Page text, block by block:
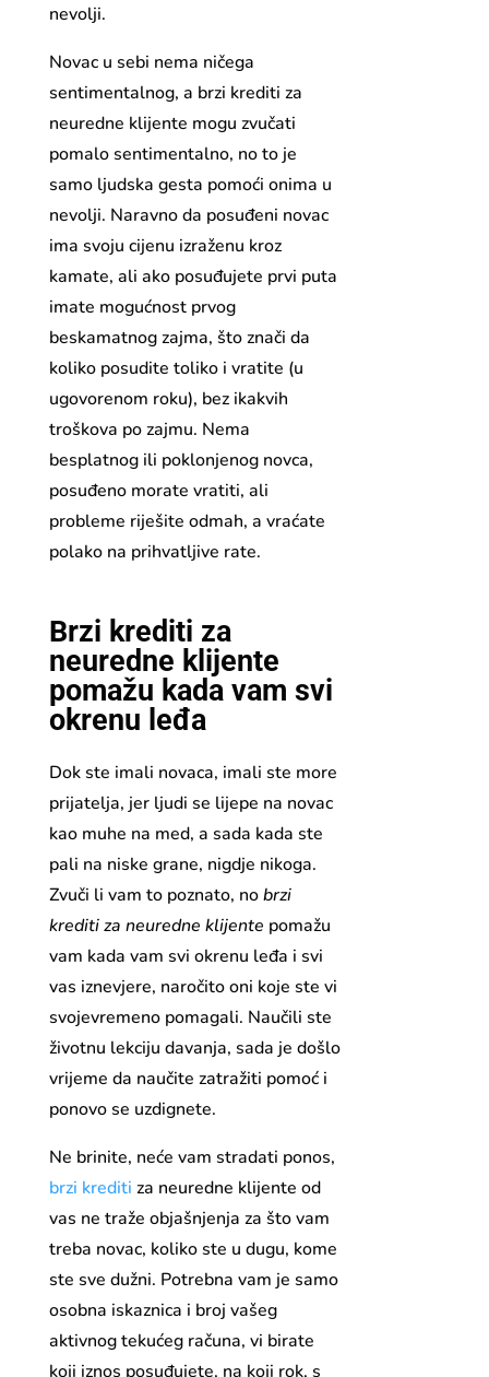
nevolji.
Novac u sebi nema ničega
sentimentalnog, a brzi krediti za
neuredne klijente mogu zvučati
pomalo sentimentalno, no to je
samo ljudska gesta pomoći onima u
nevolji. Naravno da posuđeni novac
ima svoju cijenu izraženu kroz
kamate, ali ako posuđujete prvi puta
imate mogućnost prvog
beskamatnog zajma, što znači da
koliko posudite toliko i vratite (u
ugovorenom roku), bez ikakvih
troškova po zajmu. Nema
besplatnog ili poklonjenog novca,
posuđeno morate vratiti, ali
probleme riješite odmah, a vraćate
polako na prihvatljive rate.
Brzi krediti za
neuredne klijente
pomažu kada vam svi
okrenu leđa
Dok ste imali novaca, imali ste more
prijatelja, jer ljudi se lijepe na novac
kao muhe na med, a sada kada ste
pali na niske grane, nigdje nikoga.
Zvuči li vam to poznato, nobrzi
krediti za neuredne klijente pomažu
vam kada vam svi okrenu leđa i svi
vas iznevjere, naročito oni koje ste vi
svojevremeno pomagali. Naučili ste
životnu lekciju davanja, sada je došlo
vrijeme da naučite zatražiti pomoć i
ponovo se uzdignete.
Ne brinite, neće vam stradati ponos,
brzi krediti za neuredne klijente od
vas ne traže objašnjenja za što vam
treba novac, koliko ste u dugu, kome
ste sve dužni. Potrebna vam je samo
osobna iskaznica i broj vašeg
aktivnog tekućeg računa, vi birate
koji iznos posuđujete, na koji rok, s